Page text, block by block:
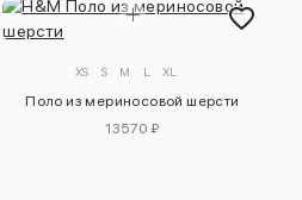
XS S M L XL
Поло из мериносовой шерсти
13570 ₽